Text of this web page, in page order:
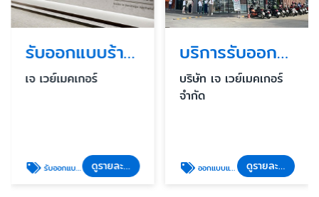
รับออกแบบร้านค้า ร้านอาหารในห้าง
เจ เวย์เมคเกอร์
รับออกแบบก่อสร้าง ดูรายละเอียด
บริการรับออกแบบและก่อสร้างร้านอาหารแฟรนไชน์ครบวงจร
บริษัท เจ เวย์เมคเกอร์
จำกัด
ออกแบบและก่อสร้างร้านอาหารแฟรนไชน์ ดูรายละเอียด